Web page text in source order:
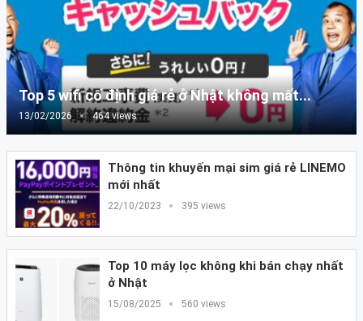
Top 5 wifi cố định giá rẻ ở Nhật không mất...
13/02/2026 464 views
Thông tin khuyến mại sim giá rẻ LINEMO
mới nhất
22/10/2023 395 views
Top 10 máy lọc không khi bán chạy nhất
ở Nhật
15/08/2025 560 views